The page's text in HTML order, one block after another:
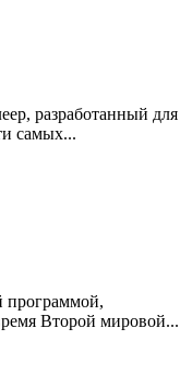
разработанный для
самых...
программой,
Второй мировой...